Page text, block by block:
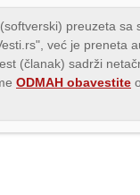
preuzeta sa
već je preneta
(članak) sadrži
ODMAH obavestite